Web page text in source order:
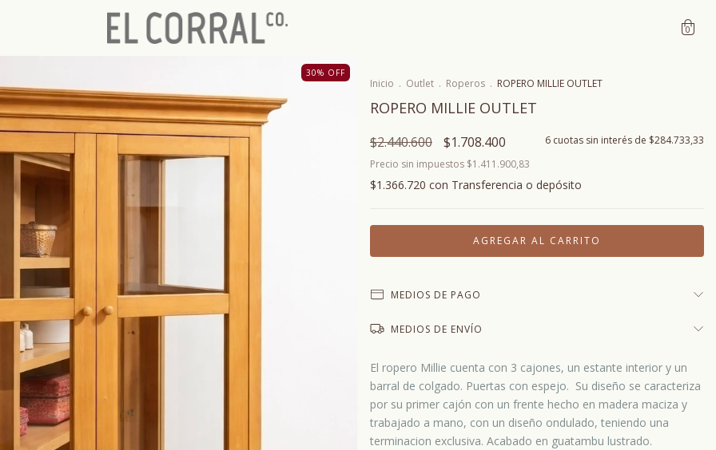
0
30% OFF
Inicio . Outlet . Roperos . ROPERO MILLIE OUTLET
ROPERO MILLIE OUTLET
$2.440.600 $1.708.400 6 cuotas sin interés de $284.733,33
Precio sin impuestos $1.411.900,83
$1.366.720 con Transferencia o depósito
MEDIOS DE PAGO
MEDIOS DE ENVÍO
El ropero Millie cuenta con 3 cajones, un estante interior y un
barral de colgado. Puertas con espejo. Su diseño se caracteriza
por su primer cajón con un frente hecho en madera maciza y
trabajado a mano, con un diseño ondulado, teniendo una
terminacion exclusiva. Acabado en guatambu lustrado.